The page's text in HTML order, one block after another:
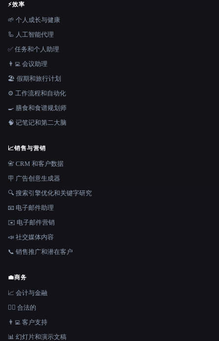
⚡效率
🌱 个人成长与健康
🦾 人工智能代理
✅ 任务和个人助理
👨‍💻 会议助理
🏖 假期和旅行计划
⚙️ 工作流程和自动化
🍳 膳食和食谱规划师
🧠 记笔记和第二大脑
📈销售与营销
📇 CRM 和客户数据
🪧 广告创意生成器
🔍 搜索引擎优化和关键字研究
📧 电子邮件助理
✉️ 电子邮件营销
📣 社交媒体内容
📞 销售推广和潜在客户
💼商务
📈 会计与金融
👩‍⚖️ 合法的
👨‍💻 客户支持
📊 幻灯片和演示文稿